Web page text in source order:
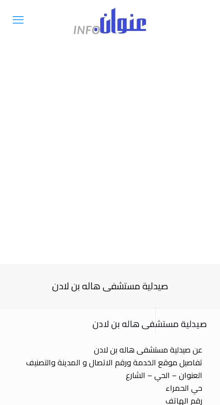
صيدلية مستشفى هاله بن لادن
صيدلية مستشفى هاله بن لادن
عن صيدلية مستشفى هاله بن لادن
تفاصيل موقع الخدمة ورقم الاتصال و المدينة والتصنيف
العنوان – الحي – الشارع
حي الحمراء
رقم الهاتف